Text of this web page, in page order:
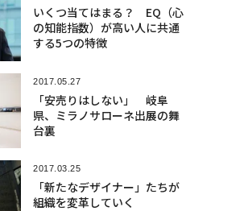
いくつ当てはまる？ EQ（心
の知能指数）が高い人に共通
する5つの特徴
2017.05.27
「安売りはしない」 岐阜
県、ミラノサローネ出展の舞
台裏
2017.03.25
「新たなデザイナー」たちが
組織を変革していく